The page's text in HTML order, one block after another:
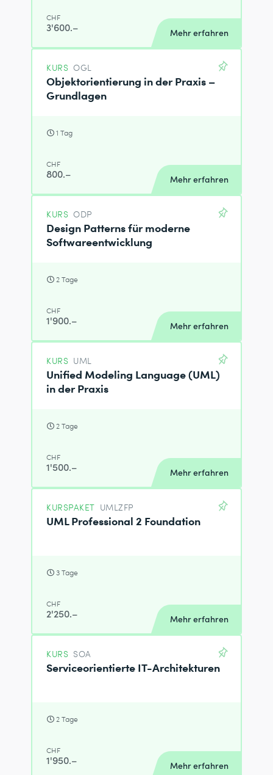
CHF
3'600.– Mehr erfahren
KURS OGL
Objektorientierung in der Praxis –
Grundlagen
1 Tag
CHF
800.– Mehr erfahren
KURS ODP
Design Patterns für moderne
Softwareentwicklung
2 Tage
CHF
1'900.– Mehr erfahren
KURS UML
Unified Modeling Language (UML)
in der Praxis
2 Tage
CHF
1'500.– Mehr erfahren
KURSPAKET UMLZFP
UML Professional 2 Foundation
3 Tage
CHF
2'250.– Mehr erfahren
KURS SOA
Serviceorientierte IT-Architekturen
2 Tage
CHF
1'950.– Mehr erfahren